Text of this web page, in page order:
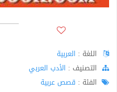
اللغة : العربية
اﻟﺘﺼﻨﻴﻒ : الأدب العربي
الفئة : قصص عربية